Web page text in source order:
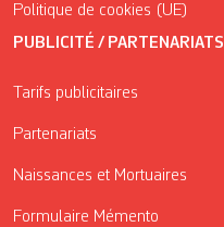
Politique de cookies (UE)
PUBLICITÉ / PARTENARIATS
Tarifs publicitaires
Partenariats
Naissances et Mortuaires
Formulaire Mémento